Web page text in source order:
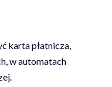
karta płatnicza,
w automatach